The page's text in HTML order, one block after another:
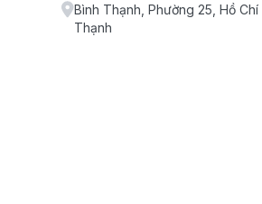
Bình Thạnh, Phường 25, Hồ
Thạnh